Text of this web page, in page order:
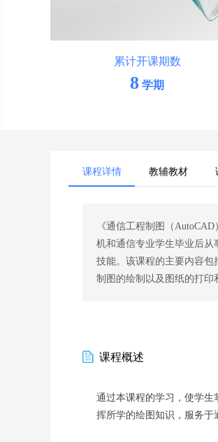
累计开课期数
8 学期
课程详情 教辅教材
《通信工程制图（
机和通信专业学生毕业后从
技能。该课程的主要内容包
制图的绘制以及图纸的打印
课程概述
通过本课程的学习，使学生
挥所学的绘图知识，服务于